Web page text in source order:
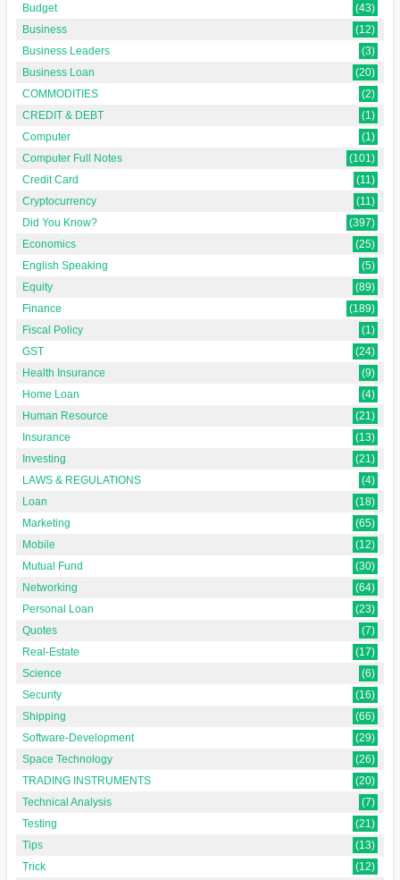
Budget
(43)
Business
(12)
Business Leaders
(3)
Business Loan
(20)
COMMODITIES
(2)
CREDIT & DEBT
(1)
Computer
(1)
Computer Full Notes
(101)
Credit Card
(11)
Cryptocurrency
(11)
Did You Know?
(397)
Economics
(25)
English Speaking
(5)
Equity
(89)
Finance
(189)
Fiscal Policy
(1)
GST
(24)
Health Insurance
(9)
Home Loan
(4)
Human Resource
(21)
Insurance
(13)
Investing
(21)
LAWS & REGULATIONS
(4)
Loan
(18)
Marketing
(65)
Mobile
(12)
Mutual Fund
(30)
Networking
(64)
Personal Loan
(23)
Quotes
(7)
Real-Estate
(17)
Science
(6)
Security
(16)
Shipping
(66)
Software-Development
(29)
Space Technology
(26)
TRADING INSTRUMENTS
(20)
Technical Analysis
(7)
Testing
(21)
Tips
(13)
Trick
(12)